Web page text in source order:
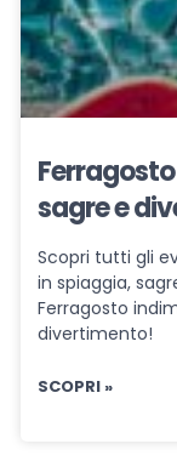
sagre e
Scopri tutti gli
in spiaggia,
Ferragosto
divertimento!
SCOPRI »